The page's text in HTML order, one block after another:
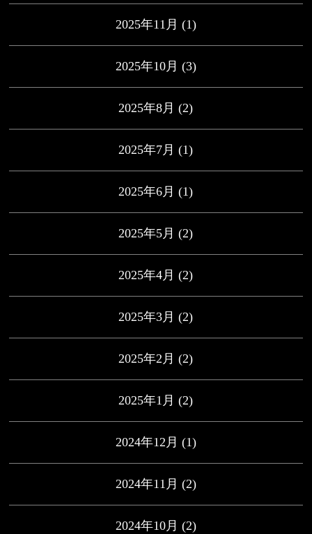
2025年11月 (1)
2025年10月 (3)
2025年8月 (2)
2025年7月 (1)
2025年6月 (1)
2025年5月 (2)
2025年4月 (2)
2025年3月 (2)
2025年2月 (2)
2025年1月 (2)
2024年12月 (1)
2024年11月 (2)
2024年10月 (2)